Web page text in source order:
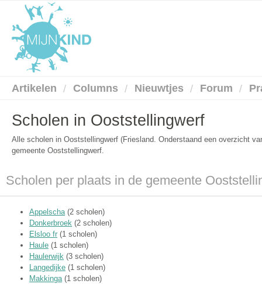
Artikelen Columns Nieuwtjes Forum
Scholen in Ooststellingwerf
Alle scholen in Ooststellingwerf (Friesland. Onderstaand een overzicht
gemeente Ooststellingwerf.
Scholen per plaats in de gemeente
Appelscha(2 scholen)
Donkerbroek (2 scholen)
Elsloo fr (1 scholen)
Haule (1 scholen)
Haulerwijk (3 scholen)
Langedijke (1 scholen)
Makkinga(1 scholen)